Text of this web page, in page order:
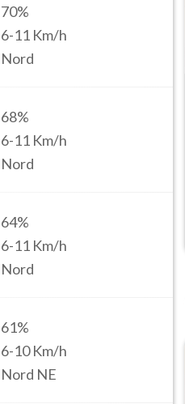
70%
6-11 Km/h
Nord
68%
6-11 Km/h
Nord
64%
6-11 Km/h
Nord
61%
6-10Km/h
Nord NE